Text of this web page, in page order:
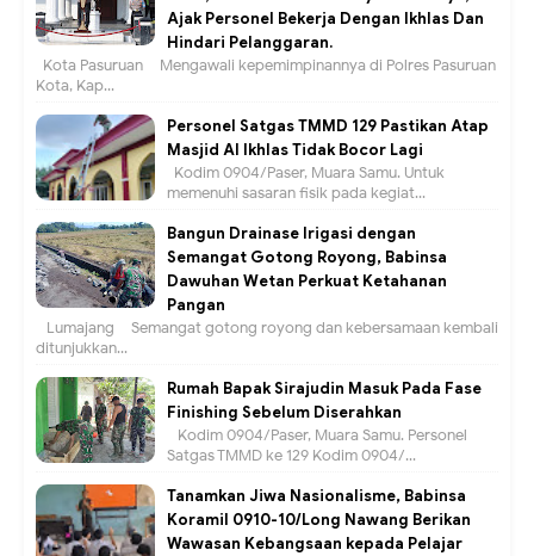
Ajak Personel Bekerja Dengan Ikhlas Dan
Hindari Pelanggaran.
Kota Pasuruan – Mengawali kepemimpinannya di Polres Pasuruan
Kota, Kap...
Personel Satgas TMMD 129 Pastikan Atap
Masjid Al Ikhlas Tidak Bocor Lagi
Kodim 0904/Paser, Muara Samu. Untuk
memenuhi sasaran fisik pada kegiat...
Bangun Drainase Irigasi dengan
Semangat Gotong Royong, Babinsa
Dawuhan Wetan Perkuat Ketahanan
Pangan
Lumajang – Semangat gotong royong dan kebersamaan kembali
ditunjukkan...
Rumah Bapak Sirajudin Masuk Pada Fase
Finishing Sebelum Diserahkan
Kodim 0904/Paser, Muara Samu. Personel
Satgas TMMD ke 129 Kodim 0904/...
Tanamkan Jiwa Nasionalisme, Babinsa
Koramil 0910-10/Long Nawang Berikan
Wawasan Kebangsaan kepada Pelajar